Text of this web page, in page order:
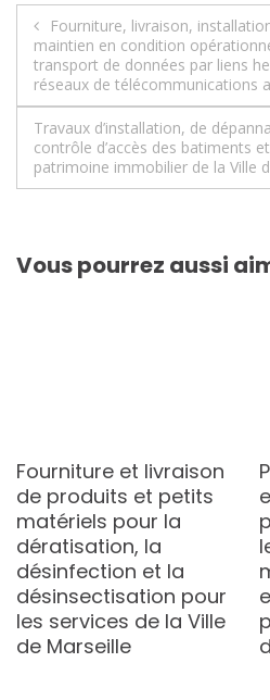
Navigation
de
l’article
Fourniture, livraison,
maintien en condition
transport de données par liens
réseaux de télécommunications
Travaux d’installation, de
contrôle d’accès des batiments
patrimoine immobilier de la Ville
Vous pourrez aussi
Fourniture et livraison
de produits et petits
matériels pour la
dératisation, la
désinfection et la
désinsectisation pour
les services de la Ville
de Marseille